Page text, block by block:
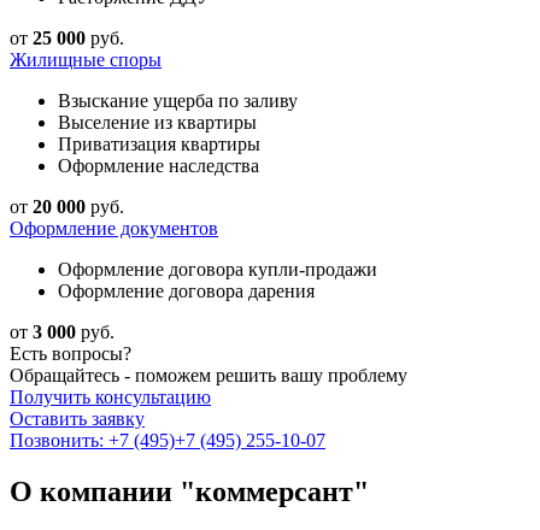
от 25 000 руб.
Жилищные споры
Взыскание ущерба по заливу
Выселение из квартиры
Приватизация квартиры
Оформление наследства
от 20 000 руб.
Оформление документов
Оформление договора купли-продажи
Оформление договора дарения
от 3 000 руб.
Есть вопросы?
Обращайтесь - поможем решить вашу проблему
Получить консультацию
Оставить заявку
Позвонить: +7 (495)+7 (495) 255-10-07
О компании "коммерсант"